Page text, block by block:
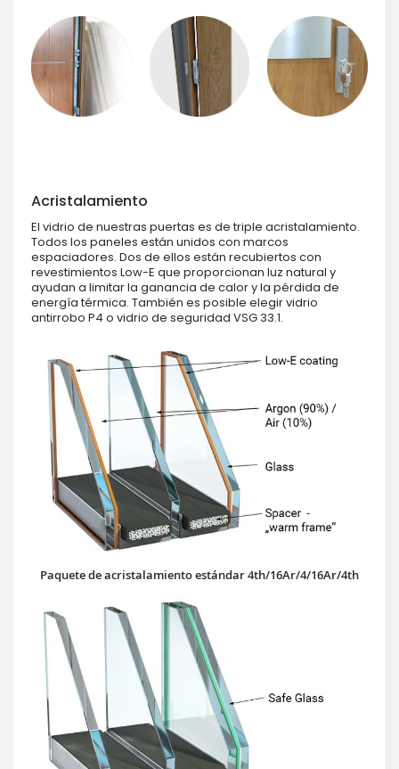
Acristalamiento
El vidrio de nuestras puertas es de triple acristalamiento.
Todos los paneles están unidos con marcos
espaciadores. Dos de ellos están recubiertos con
revestimientos Low-E que proporcionan luz natural y
ayudan a limitar la ganancia de calor y la pérdida de
energía térmica. También es posible elegir vidrio
antirrobo P4 o vidrio de seguridad VSG 33.1.
Paquete de acristalamiento estándar 4th/16Ar/4/16Ar/4th